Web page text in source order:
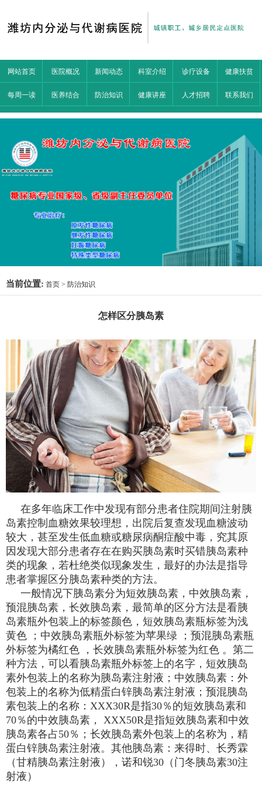
网站首页 医院概况 新闻动态 科室介绍 诊疗设备 健康扶贫
每周一读 医养结合 防治知识 健康讲座 人才招聘 联系我们
当前位置: 首页 > 防治知识
怎样区分胰岛素
在多年临床工作中发现有部分患者住院期间注射胰
岛素控制血糖效果较理想，出院后复查发现血糖波动
较大，甚至发生低血糖或糖尿病酮症酸中毒，究其原
因发现大部分患者存在在购买胰岛素时买错胰岛素种
类的现象，若杜绝类似现象发生，最好的办法是指导
患者掌握区分胰岛素种类的方法。
一般情况下胰岛素分为短效胰岛素，中效胰岛素，
预混胰岛素，长效胰岛素，最简单的区分方法是看胰
岛素瓶外包装上的标签颜色，短效胰岛素瓶标签为浅
黄色 ；中效胰岛素瓶外标签为苹果绿 ；预混胰岛素瓶
外标签为橘红色 ，长效胰岛素瓶外标签为红色 。第二
种方法，可以看胰岛素瓶外标签上的名字，短效胰岛
素外包装上的名称为胰岛素注射液；中效胰岛素：外
包装上的名称为低精蛋白锌胰岛素注射液；预混胰岛
素包装上的名称：XXX30R是指30％的短效胰岛素和
70％的中效胰岛素， XXX50R是指短效胰岛素和中效
胰岛素各占50％；长效胰岛素外包装上的名称为，精
蛋白锌胰岛素注射液。其他胰岛素：来得时、长秀霖
（甘精胰岛素注射液），诺和锐30（门冬胰岛素30注
射液）